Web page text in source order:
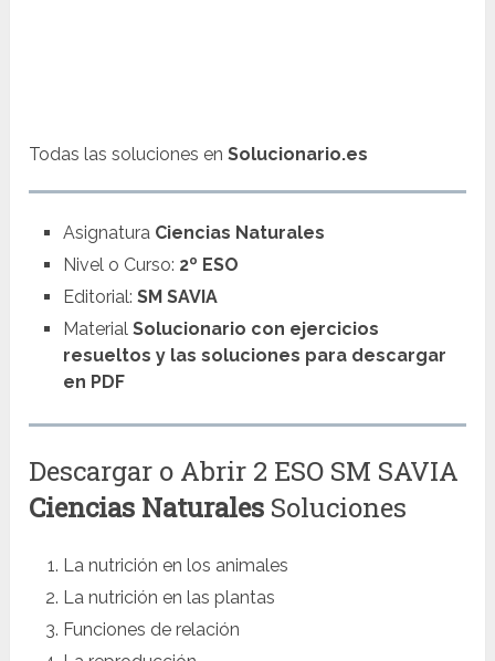
Todas las soluciones enSolucionario.es
Asignatura Ciencias Naturales
Nivel o Curso: 2º ESO
Editorial: SM SAVIA
Material Solucionario con ejercicios
resueltos y las soluciones para descargar
en PDF
Descargar o Abrir 2 ESO SM SAVIA
Ciencias Naturales Soluciones
La nutrición en los animales
La nutrición en las plantas
Funciones de relación